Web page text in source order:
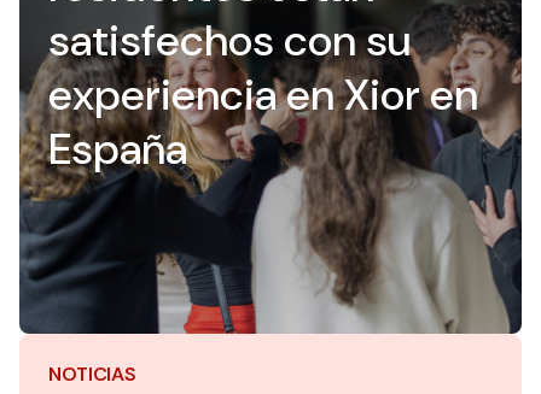
satisfechos con su
experiencia en Xior en
España
NOTICIAS